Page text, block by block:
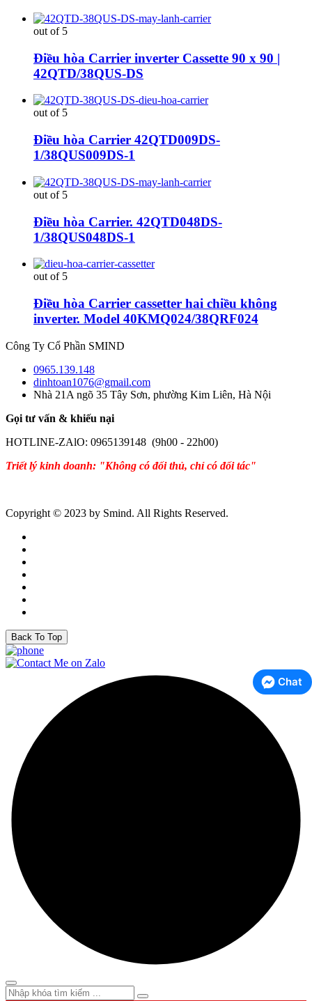
out of 5
Điều hòa Carrier inverter Cassette 90 x 90 |
42QTD/38QUS-DS
out of 5
Điều hòa Carrier 42QTD009DS-
1/38QUS009DS-1
out of 5
Điều hòa Carrier. 42QTD048DS-
1/38QUS048DS-1
out of 5
Điều hòa Carrier cassetter hai chiều không
inverter. Model 40KMQ024/38QRF024
Công Ty Cổ Phần SMIND
0965.139.148
dinhtoan1076@gmail.com
Nhà 21A ngõ 35 Tây Sơn, phường Kim Liên, Hà Nội
Gọi tư vấn & khiếu nại
HOTLINE-ZAlO: 0965139148 (9h00 - 22h00)
Triết lý kinh doanh: "Không có đối thủ, chỉ có đối tác"
Copyright © 2023 by Smind. All Rights Reserved.
Back To Top
Chat